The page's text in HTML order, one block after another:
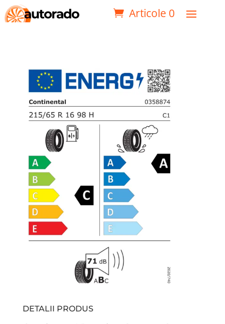
Articole 0
DETALII PRODUS